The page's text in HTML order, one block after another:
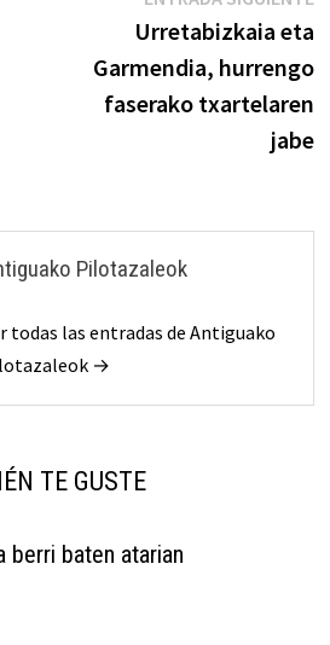
Urretabizkaia eta
Garmendia, hurrengo
faserako txartelaren
jabe
Pilotazaleok
todas las entradas de Antiguako
→
TE GUSTE
berri baten atarian